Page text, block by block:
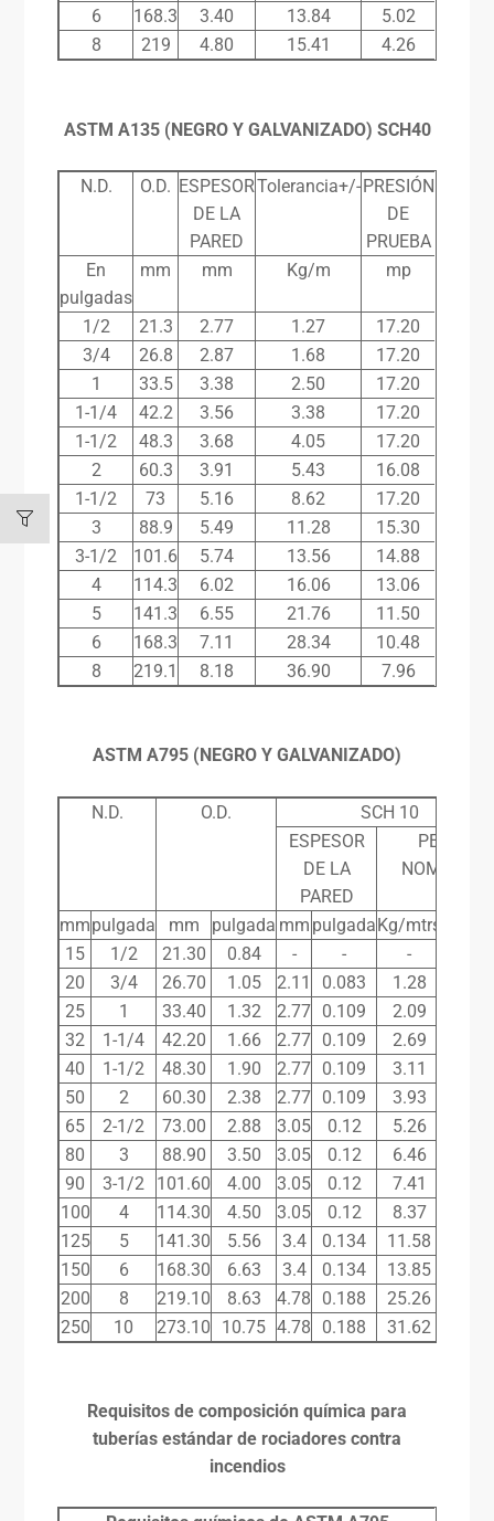
6
168.3 3.40 13.84
5.02
8
219 4.80 15.41 4.26
ASTM A135 (NEGRO Y GALVANIZADO) SCH40
N.D. O.D. ESPESOR
DE LA
PARED
Tolerancia+/-PRESIÓN
DE
PRUEBA
En
pulgadas
mm mm Kg/m mp
1/2 21.3 2.77 1.27
17.20
3/4
26.8 2.87 1.68
17.20
1
33.5 3.38 2.50
17.20
1-1/4
42.2 3.56 3.38
17.20
1-1/2
48.3 3.68 4.05
17.20
2
60.3 3.91 5.43
16.08
1-1/2
73 5.16 8.62
17.20
3
88.9 5.49 11.28
15.30
3-1/2
101.6 5.74 13.56
14.88
4
114.3 6.02 16.06
13.06
5
141.3 6.55 21.76
11.50
6
168.3 7.11 28.34
10.48
8
219.1 8.18 36.90 7.96
ASTM A795 (NEGRO Y GALVANIZADO)
N.D. O.D.
SCH 10
ESPESOR
DE LA
PARED
PESO
NOMINAL
mmpulgada mm pulgada mm pulgadaKg/mtrs
15
1/2 21.30 0.84 - - -
20
3/4 26.70 1.05 2.11 0.083 1.28
25
1 33.40 1.32 2.77 0.109 2.09
32
1-1/4 42.20 1.66 2.77 0.109 2.69
40
1-1/2 48.30 1.90 2.77 0.109 3.11
50
2 60.30 2.38 2.77 0.109 3.93
65
2-1/2 73.00 2.88 3.05 0.12 5.26
80
3 88.90 3.50 3.05 0.12 6.46
90
3-1/2 101.60 4.00 3.05 0.12 7.41
100
4 114.30 4.50 3.05 0.12 8.37
125
5 141.30 5.56 3.4 0.134 11.58
150
6 168.30 6.63 3.4 0.134 13.85
200
8 219.10 8.63 4.78 0.188 25.26
250
10 273.10 10.75 4.78 0.188 31.62
Requisitos de composición química para
tuberías estándar de rociadores contra
incendios